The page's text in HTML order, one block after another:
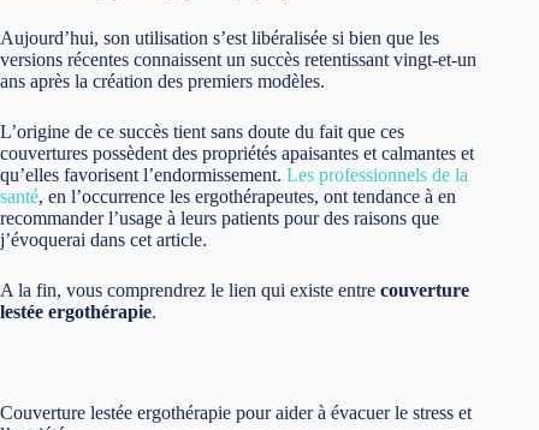
Aujourd’hui, son utilisation s’est libéralisée si bien que les
versions récentes connaissent un succès retentissant vingt-et-un
ans après la création des premiers modèles.
L’origine de ce succès tient sans doute du fait que ces
couvertures possèdent des propriétés apaisantes et calmantes et
qu’elles favorisent l’endormissement. Les professionnels de la
santé, en l’occurrence les ergothérapeutes, ont tendance à en
recommander l’usage à leurs patients pour des raisons que
j’évoquerai dans cet article.
A la fin, vous comprendrez le lien qui existe entre couverture
lestée ergothérapie.
Couverture lestée ergothérapie pour aider à évacuer le stress et